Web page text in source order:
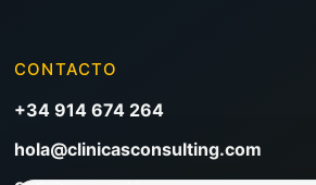
CONTACTO
+34 914 674 264
hola@clinicasconsulting.com